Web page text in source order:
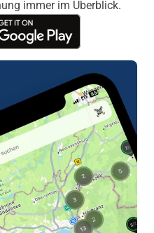
immer im Überblick.